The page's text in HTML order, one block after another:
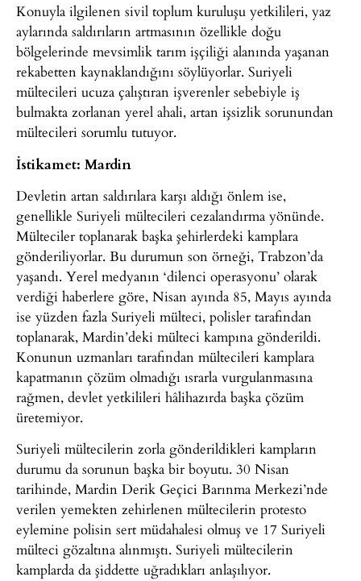
Konuyla ilgilenen sivil toplum kuruluşu yetkilileri, yaz
aylarında saldırıların artmasının özellikle doğu
bölgelerinde mevsimlik tarım işçiliği alanında yaşanan
rekabetten kaynaklandığını söylüyorlar. Suriyeli
mültecileri ucuza çalıştıran işverenler sebebiyle iş
bulmakta zorlanan yerel ahali, artan işsizlik sorunundan
mültecileri sorumlu tutuyor.
İstikamet: Mardin
Devletin artan saldırılara karşı aldığı önlem ise,
genellikle Suriyeli mültecileri cezalandırma yönünde.
Mülteciler toplanarak başka şehirlerdeki kamplara
gönderiliyorlar. Bu durumun son örneği, Trabzon’da
yaşandı. Yerel medyanın ‘dilenci operasyonu’ olarak
verdiği haberlere göre, Nisan ayında 85, Mayıs ayında
ise yüzden fazla Suriyeli mülteci, polisler tarafından
toplanarak, Mardin’deki mülteci kampına gönderildi.
Konunun uzmanları tarafından mültecileri kamplara
kapatmanın çözüm olmadığı ısrarla vurgulanmasına
rağmen, devlet yetkilileri hâlihazırda başka çözüm
üretemiyor.
Suriyeli mültecilerin zorla gönderildikleri kampların
durumu da sorunun başka bir boyutu. 30 Nisan
tarihinde, Mardin Derik Geçici Barınma Merkezi’nde
verilen yemekten zehirlenen mültecilerin protesto
eylemine polisin sert müdahalesi olmuş ve 17 Suriyeli
mülteci gözaltına alınmıştı. Suriyeli mültecilerin
kamplarda da şiddette uğradıkları anlaşılıyor.